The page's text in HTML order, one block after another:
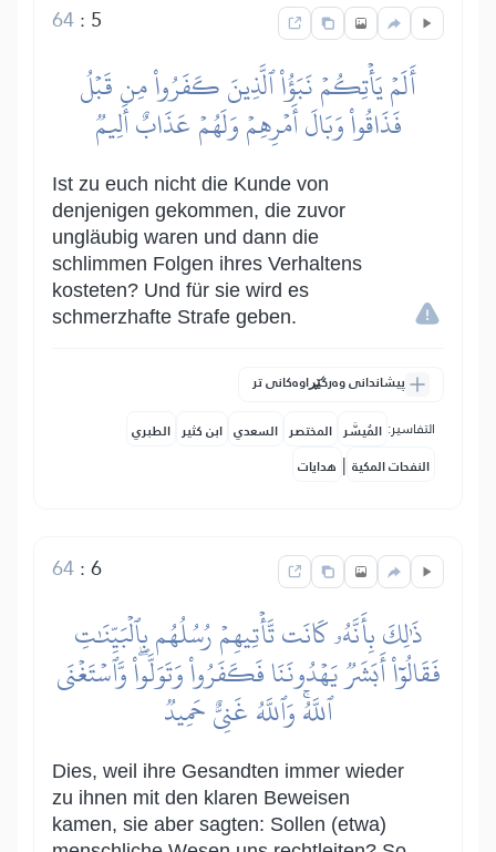
5
:
64
أَلَمۡ يَأۡتِكُمۡ نَبَؤُاْ ٱلَّذِينَ كَفَرُواْ مِن قَبۡلُ
فَذَاقُواْ وَبَالَ أَمۡرِهِمۡ وَلَهُمۡ عَذَابٌ أَلِيمٞ
Ist zu euch nicht die Kunde von
denjenigen gekommen, die zuvor
ungläubig waren und dann die
schlimmen Folgen ihres Verhaltens
kosteten? Und für sie wird es
schmerzhafte Strafe geben.
پیشاندانی وەرگێڕاوەکانی تر
التفاسير: المُيسَّر المختصر السعدي ابن كثير الطبري
النفحات المكية | هدايات
6
:
64
ذَٰلِكَ بِأَنَّهُۥ كَانَت تَّأۡتِيهِمۡ رُسُلُهُم بِٱلۡبَيِّنَٰتِ
فَقَالُوٓاْ أَبَشَرٞ يَهۡدُونَنَا فَكَفَرُواْ وَتَوَلَّواْۖ وَّٱسۡتَغۡنَى
ٱللَّهُۚ وَٱللَّهُ غَنِيٌّ حَمِيدٞ
Dies, weil ihre Gesandten immer wieder
zu ihnen mit den klaren Beweisen
kamen, sie aber sagten: Sollen (etwa)